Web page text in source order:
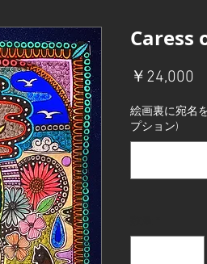
Caress
￥24,000
絵画裏に宛名
プション)